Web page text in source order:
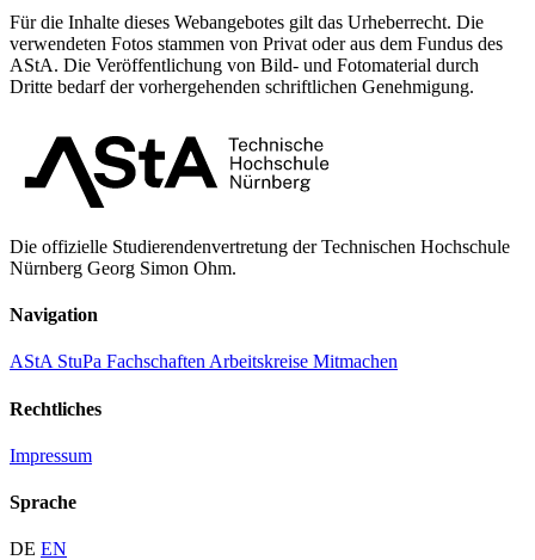
Für die Inhalte dieses Webangebotes gilt das Urheberrecht. Die
verwendeten Fotos stammen von Privat oder aus dem Fundus des
AStA. Die Veröffentlichung von Bild- und Fotomaterial durch
Dritte bedarf der vorhergehenden schriftlichen Genehmigung.
Die offizielle Studierendenvertretung der Technischen Hochschule
Nürnberg Georg Simon Ohm.
Navigation
AStA StuPa FachschaftenArbeitskreise Mitmachen
Rechtliches
Impressum
Sprache
DE EN